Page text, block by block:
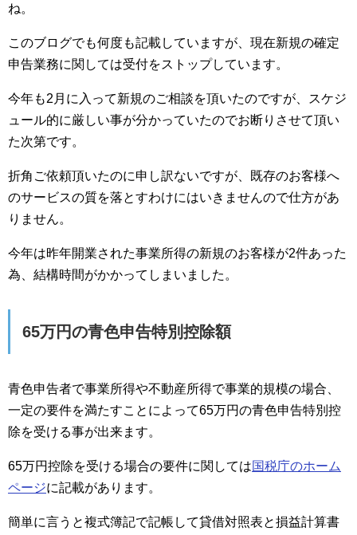
ね。
このブログでも何度も記載していますが、現在新規の確定
申告業務に関しては受付をストップしています。
今年も2月に入って新規のご相談を頂いたのですが、スケジ
ュール的に厳しい事が分かっていたのでお断りさせて頂い
た次第です。
折角ご依頼頂いたのに申し訳ないですが、既存のお客様へ
のサービスの質を落とすわけにはいきませんので仕方があ
りません。
今年は昨年開業された事業所得の新規のお客様が2件あった
為、結構時間がかかってしまいました。
65万円の青色申告特別控除額
青色申告者で事業所得や不動産所得で事業的規模の場合、
一定の要件を満たすことによって65万円の青色申告特別控
除を受ける事が出来ます。
65万円控除を受ける場合の要件に関しては国税庁のホーム
ページに記載があります。
簡単に言うと複式簿記で記帳して貸借対照表と損益計算書